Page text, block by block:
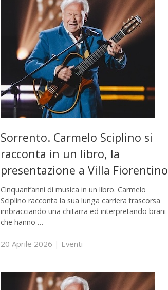
Sorrento. Carmelo Sciplino si
racconta in un libro, la
presentazione a Villa Fiorentino
Cinquant’anni di musica in un libro. Carmelo
Sciplino racconta la sua lunga carriera trascorsa
imbracciando una chitarra ed interpretando brani
che hanno …
20 Aprile 2026 | Eventi